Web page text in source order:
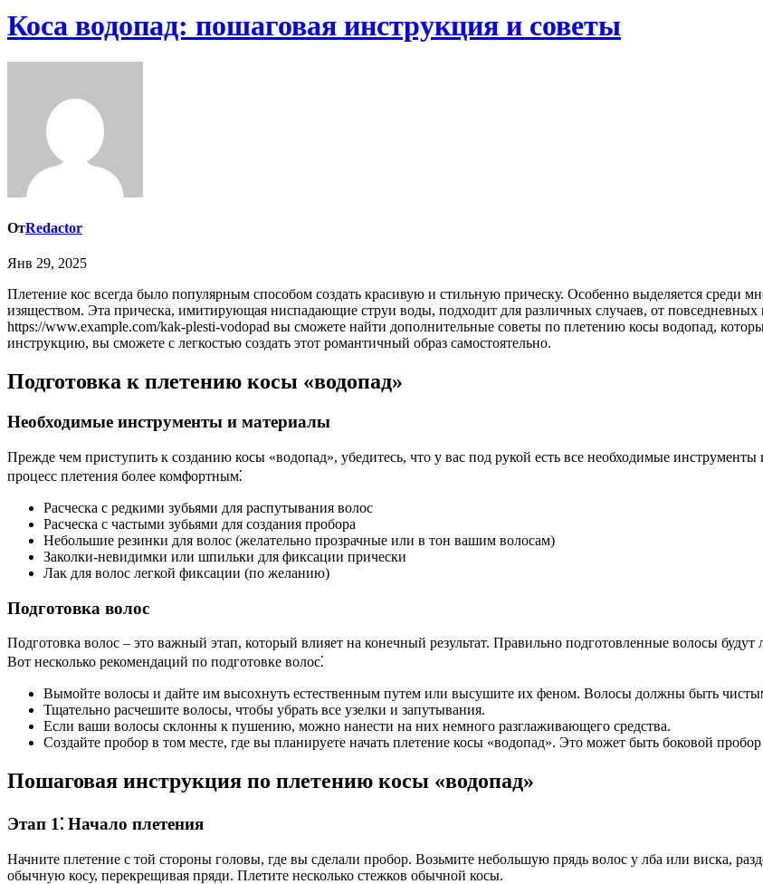
Коса водопад: пошаговая инструкция и советы
ОтRedactor
Янв 29, 2025
Плетение кос всегда было популярным способом создать красивую и стильную прическу. Особенно выделяется среди множества вариантов коса «водопад», очаровывающая своей легкостью и
изяществом. Эта прическа, имитирующая ниспадающие струи воды, подходит для различных случаев, от
https://www.example.com/kak-plesti-vodopad вы сможете найти дополнительные советы по плетению косы водопад,
инструкцию, вы сможете с легкостью создать этот романтичный образ самостоятельно.
Подготовка к плетению косы «водопад»
Необходимые инструменты и материалы
Прежде чем приступить к созданию косы «водопад», убедитесь, что у вас под рукой есть все необходимые
процесс плетения более комфортным⁚
Расческа с редкими зубьями для распутывания волос
Расческа с частыми зубьями для создания пробора
Небольшие резинки для волос (желательно прозрачные или в тон вашим волосам)
Заколки-невидимки или шпильки для фиксации прически
Лак для волос легкой фиксации (по желанию)
Подготовка волос
Подготовка волос – это важный этап, который влияет на конечный результат. Правильно подготовленные волосы будут
Вот несколько рекомендаций по подготовке волос⁚
Вымойте волосы и дайте им высохнуть естественным путем или высушите их феном. Волосы должны быть
Тщательно расчешите волосы, чтобы убрать все узелки и запутывания.
Если ваши волосы склонны к пушению, можно нанести на них немного разглаживающего средства.
Создайте пробор в том месте, где вы планируете начать плетение косы «водопад». Это может быть боковой
Пошаговая инструкция по плетению косы «водопад»
Этап 1⁚ Начало плетения
Начните плетение с той стороны головы, где вы сделали пробор. Возьмите небольшую прядь волос у лба или виска,
обычную косу, перекрещивая пряди. Плетите несколько стежков обычной косы.